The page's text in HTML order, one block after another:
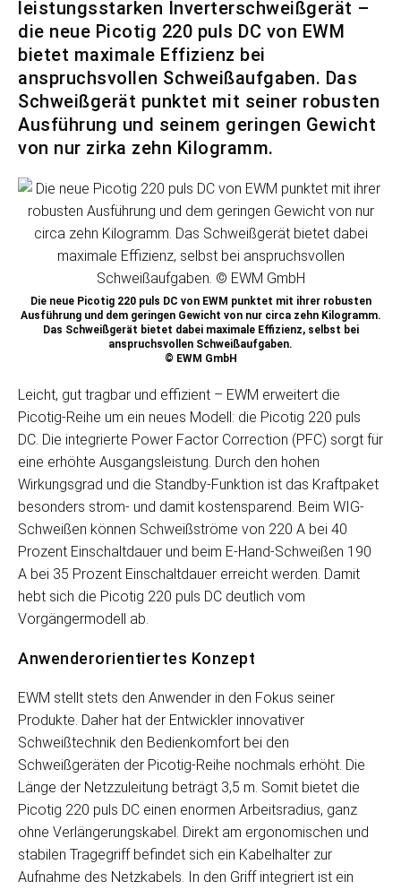
leistungsstarken Inverterschweißgerät –
die neue Picotig 220 puls DC von EWM
bietet maximale Effizienz bei
anspruchsvollen Schweißaufgaben. Das
Schweißgerät punktet mit seiner robusten
Ausführung und seinem geringen Gewicht
von nur zirka zehn Kilogramm.
Die neue Picotig 220 puls DC von EWM punktet mit ihrer robusten
Ausführung und dem geringen Gewicht von nur circa zehn Kilogramm.
Das Schweißgerät bietet dabei maximale Effizienz, selbst bei
anspruchsvollen Schweißaufgaben.
© EWM GmbH
Leicht, gut tragbar und effizient – EWM erweitert die
Picotig-Reihe um ein neues Modell: die Picotig 220 puls
DC. Die integrierte Power Factor Correction (PFC) sorgt für
eine erhöhte Ausgangsleistung. Durch den hohen
Wirkungsgrad und die Standby-Funktion ist das Kraftpaket
besonders strom- und damit kostensparend. Beim WIG-
Schweißen können Schweißströme von 220 A bei 40
Prozent Einschaltdauer und beim E-Hand-Schweißen 190
A bei 35 Prozent Einschaltdauer erreicht werden. Damit
hebt sich die Picotig 220 puls DC deutlich vom
Vorgängermodell ab.
Anwenderorientiertes Konzept
EWM stellt stets den Anwender in den Fokus seiner
Produkte. Daher hat der Entwickler innovativer
Schweißtechnik den Bedienkomfort bei den
Schweißgeräten der Picotig-Reihe nochmals erhöht. Die
Länge der Netzzuleitung beträgt 3,5 m. Somit bietet die
Picotig 220 puls DC einen enormen Arbeitsradius, ganz
ohne Verlängerungskabel. Direkt am ergonomischen und
stabilen Tragegriff befindet sich ein Kabelhalter zur
Aufnahme des Netzkabels. In den Griff integriert ist ein